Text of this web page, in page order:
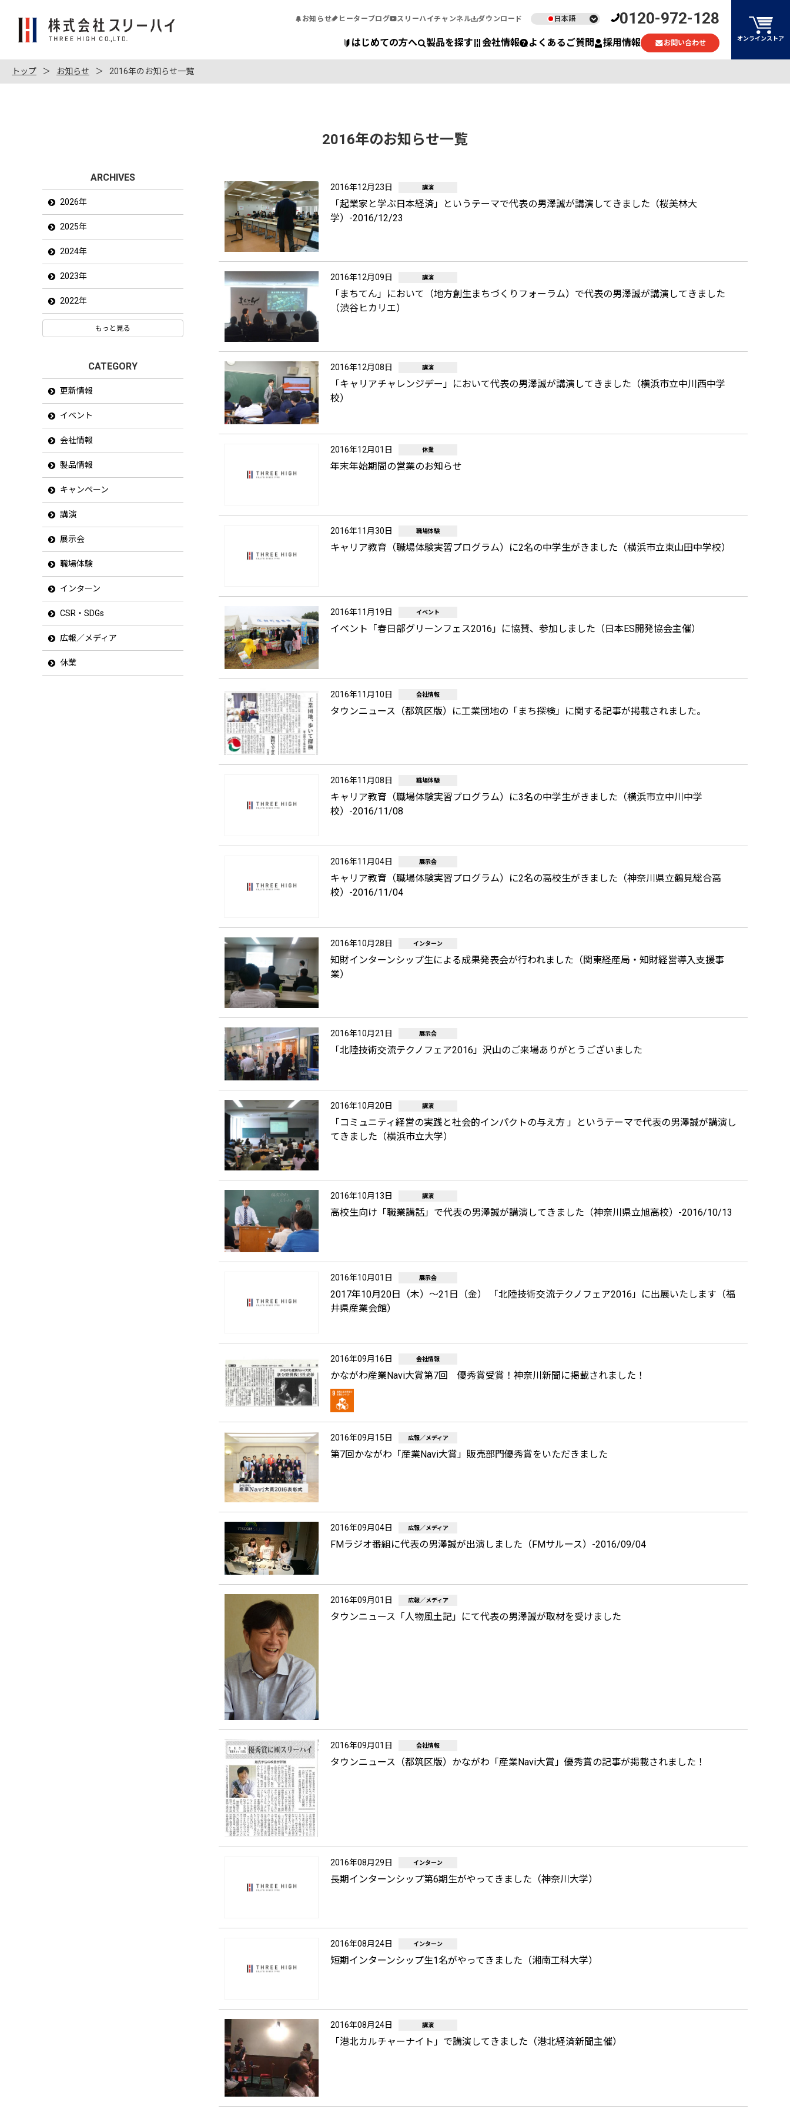
式
社
ス
はじめての方へ 製品を探す 会社情報 よくあるご質問 採用情報 お問い合わせ
お知らせ ヒーターブログ スリーハイチャンネル ダウンロード 0120-972-128
日本語
ไทย
オンラインストア
トップ お知らせ 2016年のお知らせ一覧
2016年のお知らせ一覧
2016年12月23日 講演
「起業家と学ぶ日本経済」というテーマで代表の男澤誠が講演してきました（桜美林大
学）-2016/12/23
2016年12月09日 講演
「まちてん」において（地方創生まちづくりフォーラム）で代表の男澤誠が講演してきました
（渋谷ヒカリエ）
2016年12月08日 講演
「キャリアチャレンジデー」において代表の男澤誠が講演してきました（横浜市立中川西中学
校）
2016年12月01日 休業
年末年始期間の営業のお知らせ
2016年11月30日 職場体験
キャリア教育（職場体験実習プログラム）に2名の中学生がきました（横浜市立東山田中学校）
2016年11月19日 イベント
イベント「春日部グリーンフェス2016」に協賛、参加しました（日本ES開発協会主催）
2016年11月10日 会社情報
タウンニュース（都筑区版）に工業団地の「まち探検」に関する記事が掲載されました。
2016年11月08日 職場体験
キャリア教育（職場体験実習プログラム）に3名の中学生がきました（横浜市立中川中学
校）-2016/11/08
2016年11月04日 展示会
キャリア教育（職場体験実習プログラム）に2名の高校生がきました（神奈川県立鶴見総合高
校）-2016/11/04
2016年10月28日 インターン
知財インターンシップ生による成果発表会が行われました（関東経産局・知財経営導入支援事
業）
2016年10月21日 展示会
「北陸技術交流テクノフェア2016」沢山のご来場ありがとうございました
2016年10月20日 講演
「コミュニティ経営の実践と社会的インパクトの与え方 」というテーマで代表の男澤誠が講演し
てきました（横浜市立大学）
2016年10月13日 講演
高校生向け「職業講話」で代表の男澤誠が講演してきました（神奈川県立旭高校）-2016/10/13
2016年10月01日 展示会
2017年10月20日（木）～21日（金） 「北陸技術交流テクノフェア2016」に出展いたします（福
井県産業会館）
2016年09月16日 会社情報
かながわ産業Navi大賞第7回 優秀賞受賞！神奈川新聞に掲載されました！
2016年09月15日 広報／メディア
第7回かながわ「産業Navi大賞」販売部門優秀賞をいただきました
2016年09月04日 広報／メディア
FMラジオ番組に代表の男澤誠が出演しました（FMサルース）-2016/09/04
2016年09月01日 広報／メディア
タウンニュース「人物風土記」にて代表の男澤誠が取材を受けました
2016年09月01日 会社情報
タウンニュース（都筑区版）かながわ「産業Navi大賞」優秀賞の記事が掲載されました！
2016年08月29日 インターン
長期インターンシップ第6期生がやってきました（神奈川大学）
2016年08月24日 インターン
短期インターンシップ生1名がやってきました（湘南工科大学）
2016年08月24日 講演
「港北カルチャーナイト」で講演してきました（港北経済新聞主催）
ARCHIVES
2026年
2025年
2024年
2023年
2022年
もっと見る
CATEGORY
更新情報
イベント
会社情報
製品情報
キャンペーン
講演
展示会
職場体験
インターン
CSR・SDGs
広報／メディア
休業